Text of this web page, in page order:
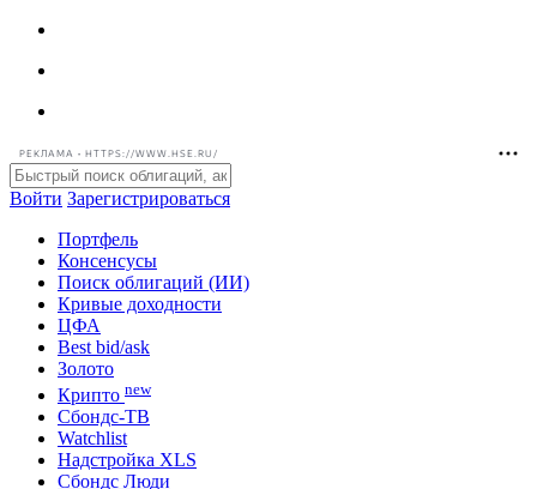
РЕКЛАМА • HTTPS://WWW.HSE.RU/
Войти Зарегистрироваться
Портфель
Консенсусы
Поиск облигаций (ИИ)
Кривые доходности
ЦФА
Best bid/ask
Золото
Крипто new